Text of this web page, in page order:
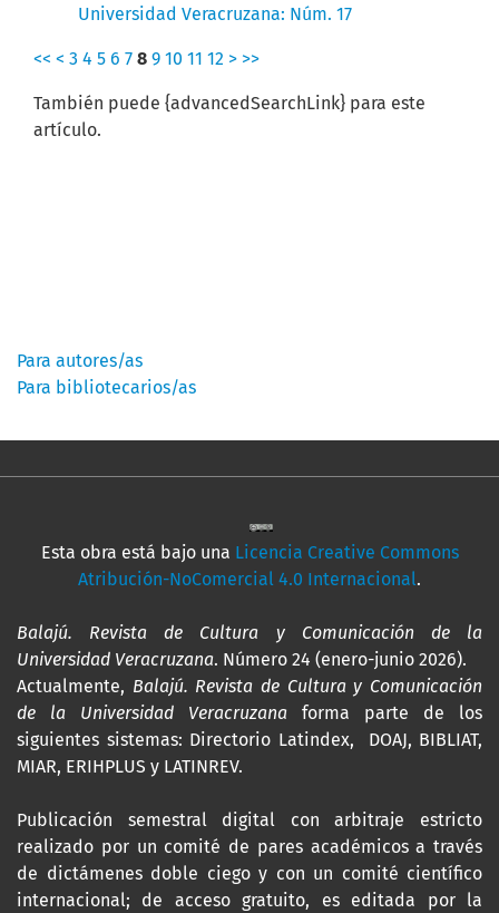
Universidad Veracruzana: Núm. 17
<< < 3 4 5 6 7 8 9 10 11 12 > >>
También puede {advancedSearchLink} para este
artículo.
Para autores/as
Para bibliotecarios/as
Esta obra está bajo una Licencia Creative Commons
Atribución-NoComercial 4.0 Internacional.
Balajú. Revista de Cultura y Comunicación de la
Universidad Veracruzana. Número 24 (enero-junio 2026).
Actualmente, Balajú. Revista de Cultura y Comunicación
de la Universidad Veracruzana forma parte de los
siguientes sistemas: Directorio Latindex, DOAJ, BIBLIAT,
MIAR, ERIHPLUS y LATINREV.
Publicación semestral digital con arbitraje estricto
realizado por un comité de pares académicos a través
de dictámenes doble ciego y con un comité científico
internacional; de acceso gratuito, es editada por la